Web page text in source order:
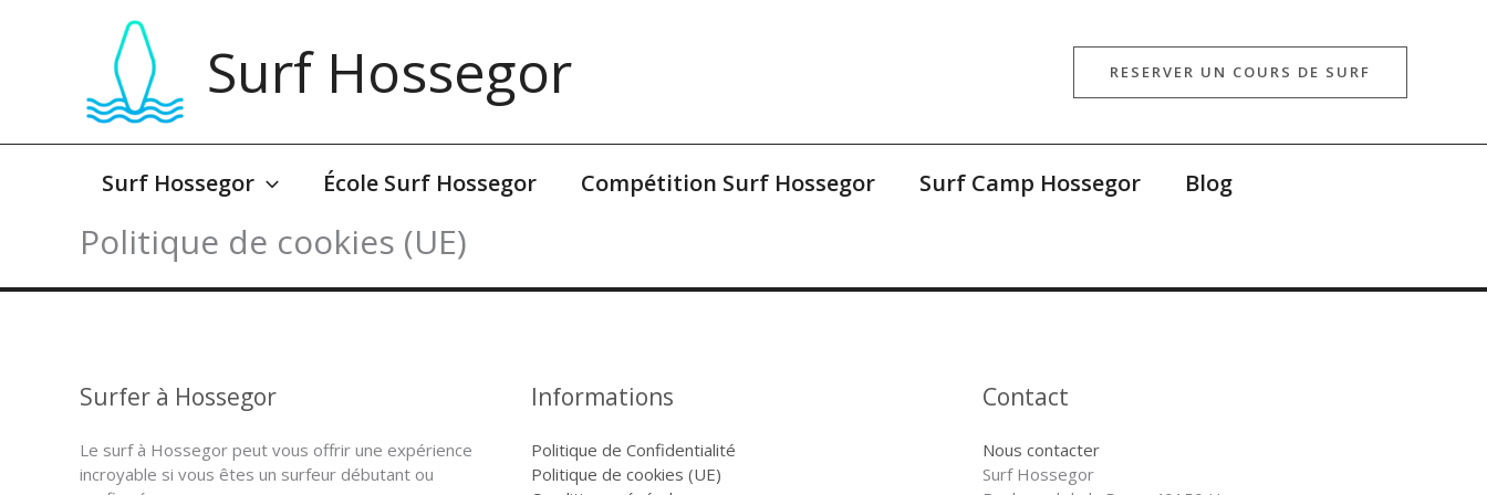
Surf Hossegor RESERVER UN COURS DE SURF
Surf Hossegor École Surf Hossegor Compétition Surf Hossegor Surf Camp Hossegor Blog
Politique de cookies (UE)
Surfer à Hossegor
Le surf à Hossegor peut vous offrir une expérience
incroyable si vous êtes un surfeur débutant ou
Informations
Politique de Confidentialité
Politique de cookies (UE)
Contact
Nous contacter
Surf Hossegor